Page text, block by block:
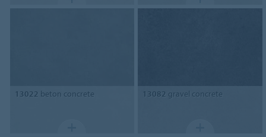
13022 beton concrete 13082 gravel concrete